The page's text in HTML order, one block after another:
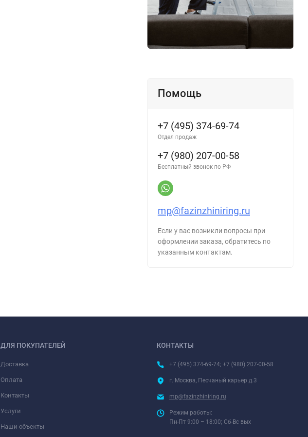
Помощь
+7 (495) 374-69-74
Отдел продаж
+7 (980) 207-00-58
Бесплатный звонок по РФ
mp@fazinzhiniring.ru
Если у вас возникли вопросы при
оформлении заказа, обратитесь по
указанным контактам.
ДЛЯ ПОКУПАТЕЛЕЙ
Доставка
Оплата
Контакты
Услуги
Наши объекты
КОНТАКТЫ
+7 (495) 374-69-74; +7 (980) 207-00-58
г. Москва, Песчаный карьер д.3
mp@fazinzhiniring.ru
Режим работы:
Пн-Пт 9:00 – 18:00; Сб-Вс вых